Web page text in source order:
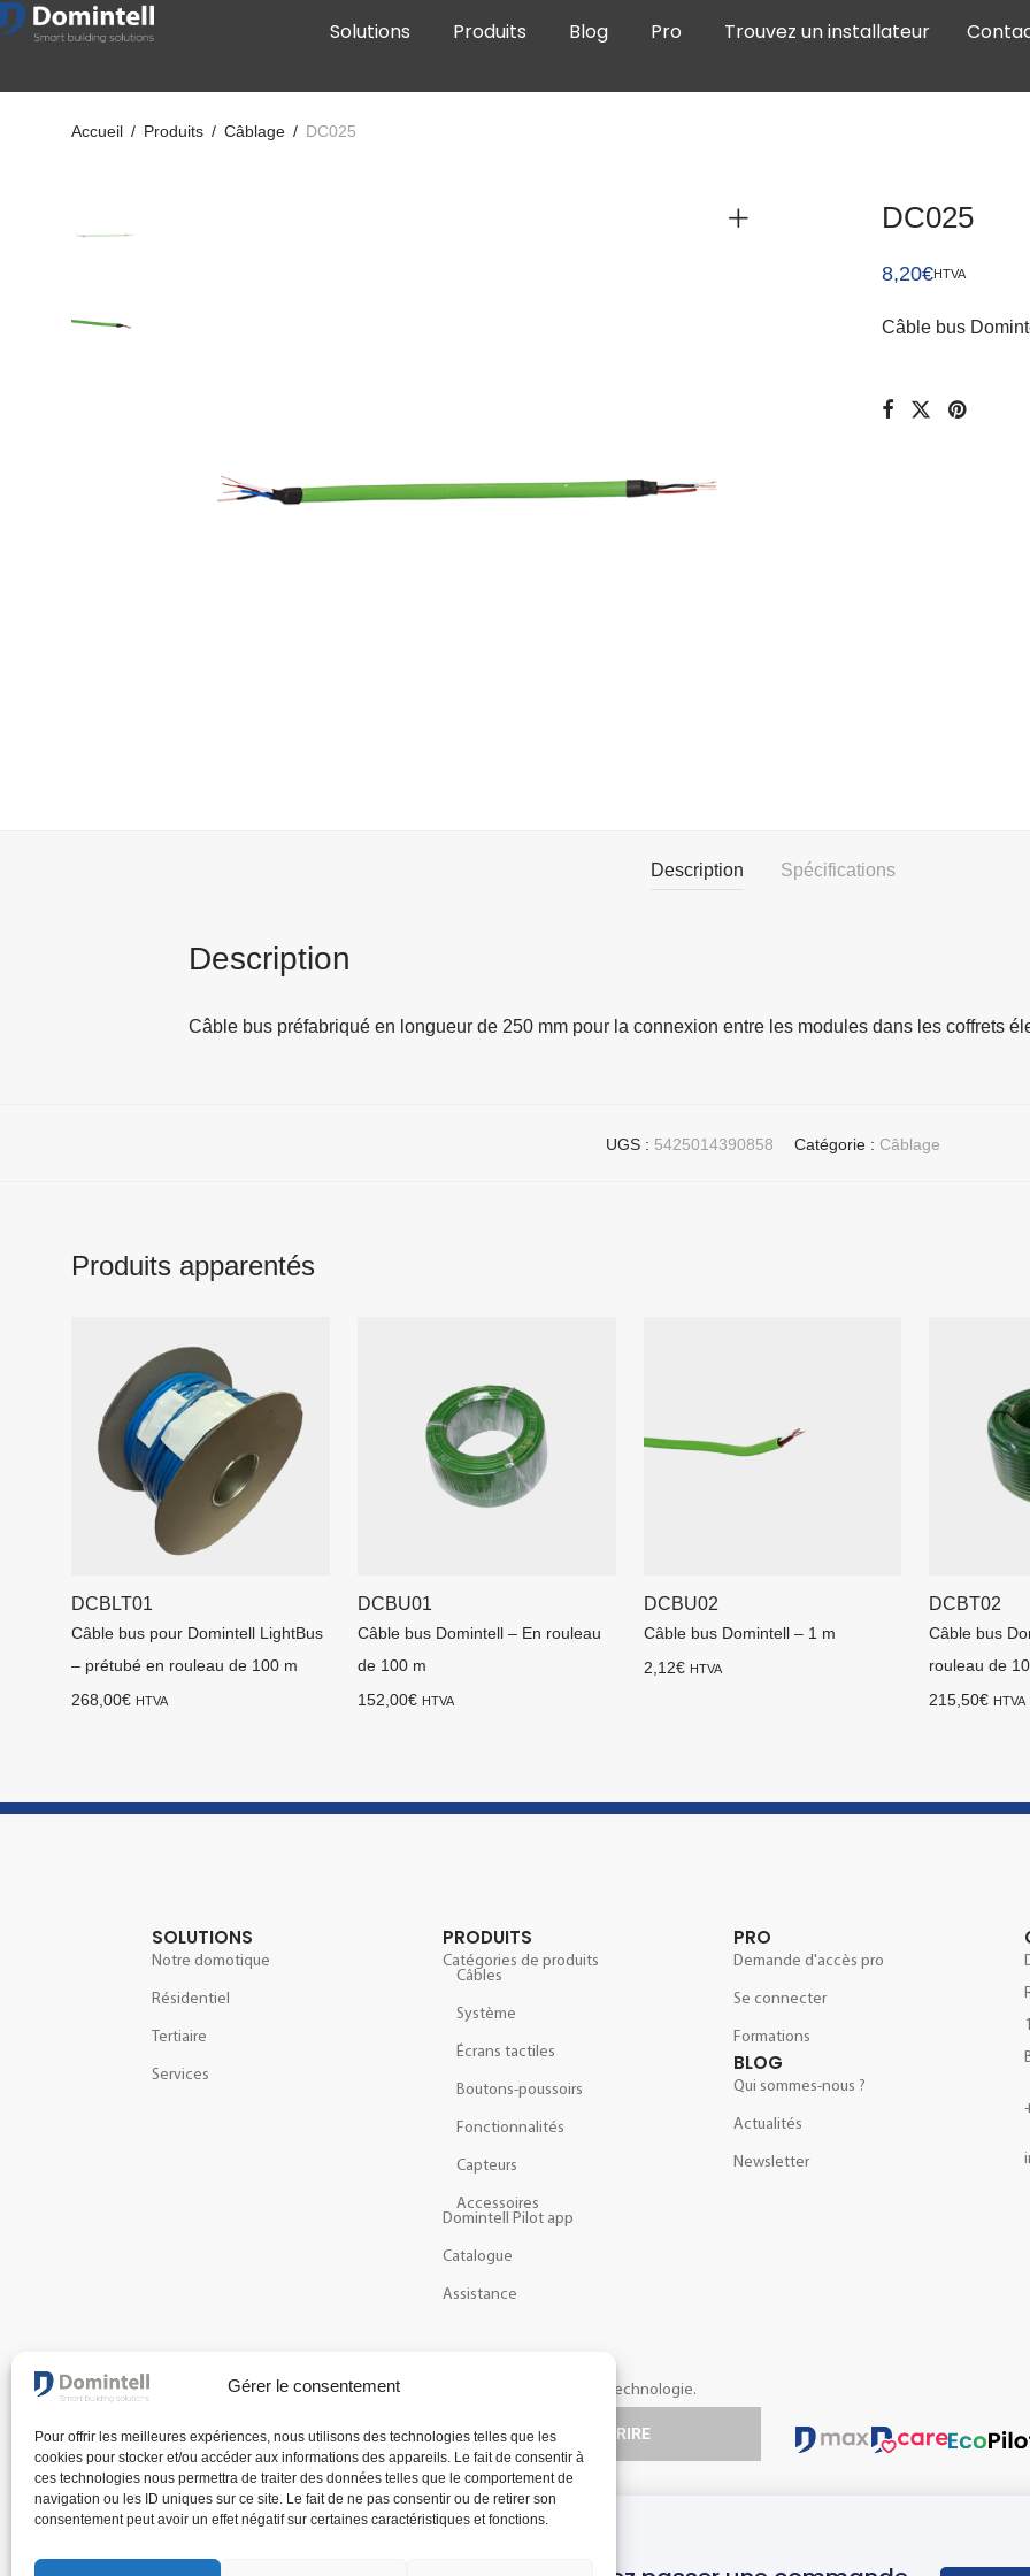
Gérer le consentement
Pour offrir les meilleures expériences, nous utilisons des technologies telles que les
cookies pour stocker et/ou accéder aux informations des appareils. Le fait de consentir à
ces technologies nous permettra de traiter des données telles que le comportement de
navigation ou les ID uniques sur ce site. Le fait de ne pas consentir ou de retirer son
consentement peut avoir un effet négatif sur certaines caractéristiques et fonctions.
Solutions Produits Blog Pro Trouvez un installateur
Accueil / Produits / Câblage / DC025
DC025
8,20€HTVA
Câble bus
Description Spécifications
Description
Câble bus préfabriqué en longueur de 250 mm pour la connexion entre les modules dans les coffrets
UGS : 5425014390858 Catégorie : Câblage
Produits apparentés
DCBLT01
Câble bus pour Domintell LightBus
– prétubé en rouleau de 100 m
268,00€ HTVA
DCBU01
Câble bus Domintell – En rouleau
de 100 m
152,00€ HTVA
DCBU02
Câble bus Domintell – 1 m
2,12€ HTVA
DCBT02
Câble bus
rouleau de
215,50€ HTVA
SOLUTIONS
Notre domotique
Résidentiel
Tertiaire
Services
PRODUITS
Catégories de produits
Câbles
Système
Écrans tactiles
Boutons-poussoirs
Fonctionnalités
Capteurs
Accessoires
Domintell Pilot app
Catalogue
Assistance
PRO
Demande d'accès pro
Se connecter
Formations
BLOG
Qui sommes-nous ?
Actualités
Newsletter
Recevez les dernières actualités et nouveautés à propos de notre technologie.
S'INSCRIRE